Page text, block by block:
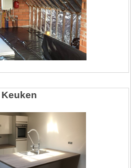
Keuken